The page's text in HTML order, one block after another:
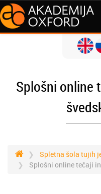
Splošni online
Spletna šola tujih
Splošni online tečaji